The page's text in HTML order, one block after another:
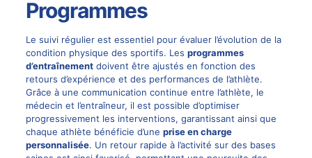
Programmes
Le suivi régulier est essentiel pour évaluer l’évolution de la
condition physique des sportifs. Les programmes
d’entraînementdoivent être ajustés en fonction des
retours d’expérience et des performances de l’athlète.
Grâce à une communication continue entre l’athlète, le
médecin et l’entraîneur, il est possible d’optimiser
progressivement les interventions, garantissant ainsi que
chaque athlète bénéficie d’une prise en charge
personnalisée. Un retour rapide à l’activité sur des bases